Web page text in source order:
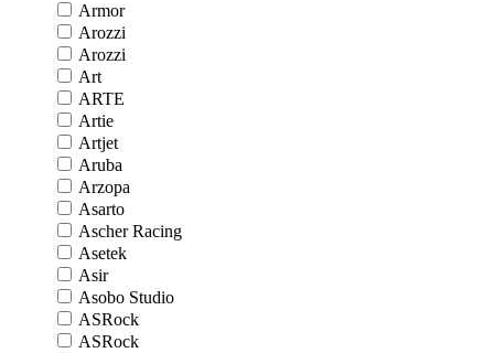
Armor
Arozzi
Arozzi
Art
ARTE
Artie
Artjet
Aruba
Arzopa
Asarto
Ascher Racing
Asetek
Asir
Asobo Studio
ASRock
ASRock